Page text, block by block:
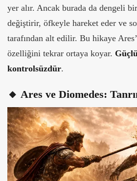
yer alır. Ancak burada da dengeli
değiştirir, öfkeyle hareket eder ve
tarafından alt edilir. Bu hikaye
özelliğini tekrar ortaya koyar.
kontrolsüzdür.
🔸 Ares ve Diomedes: